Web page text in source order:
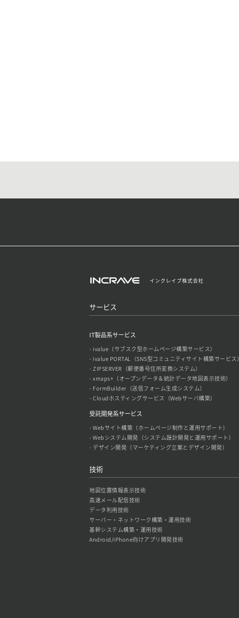
インクレイブ株式会社
サービス
IT製品系サービス
- ivalue（サブスク型ホームページ構築サービス）
- ivalue PORTAL（SNS型コミュニティサイト構築サービス）
- ZIPSERVER（郵便番号住所変換システム）
- xmaps+（オープンデータ＆統計データ地図表示技術）
- FormBuilder（送信フォーム生成システム）
- Cloudホスティングサービス（Webサーバ構築）
受託開発系サービス
- Webサイト構築（ホームページ制作と運用サポート）
- Webシステム開発（システム設計開発と運用サポート）
- デザイン開発（マーケティング立案とデザイン開発）
技術
地図位置情報表示技術
高速メール配信技術
データ利用技術
サーバー・ネットワーク構築・運用技術
基幹システム構築・運用技術
Android/iPhone向けアプリ開発技術